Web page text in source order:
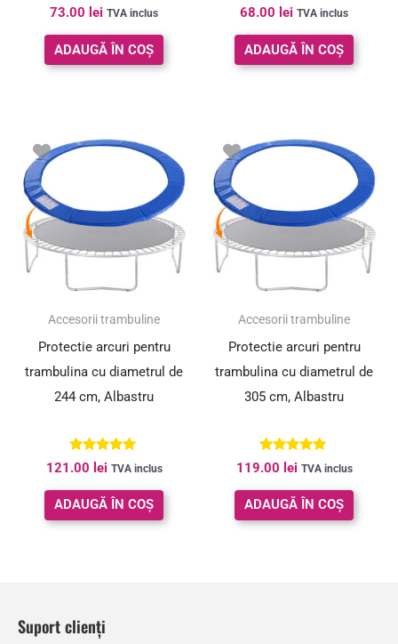
Evaluat la
5.00
din 5
73.00 lei TVA inclus
ADAUGĂ ÎN COȘ
Evaluat la
5.00
din 5
68.00 lei TVA inclus
ADAUGĂ ÎN COȘ
Accesorii trambuline
Protectie arcuri pentru
trambulina cu diametrul de
244 cm, Albastru
Evaluat la
4.83
din 5
121.00 lei TVA inclus
ADAUGĂ ÎN COȘ
Accesorii trambuline
Protectie arcuri pentru
trambulina cu diametrul de
305 cm, Albastru
Evaluat la
5.00
din 5
119.00 lei TVA inclus
ADAUGĂ ÎN COȘ
Suport clienți